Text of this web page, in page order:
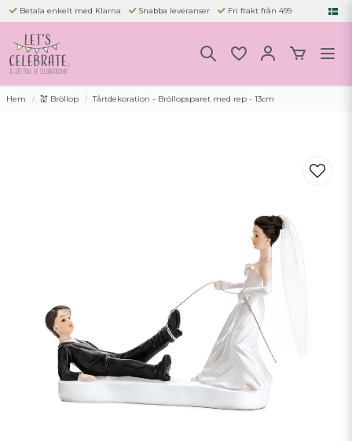
Betala enkelt med Klarna Snabba leveranser Fri frakt från 499
Hem 💒 Bröllop Tårtdekoration - Bröllopsparet med rep - 13cm